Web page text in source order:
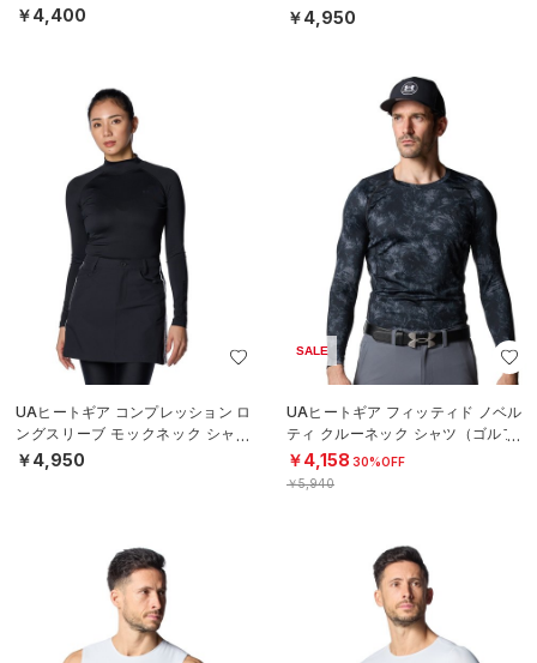
￥4,400 EN）
￥4,950
UAヒートギア コンプレッション ロ
ングスリーブ モックネック シャツ
（ゴルフ/WOMEN）
￥4,950
SALE
UAヒートギア フィッティド ノベル
ティ クルーネック シャツ（ゴルフ/
MEN）
￥4,158 30%OFF
￥5,940